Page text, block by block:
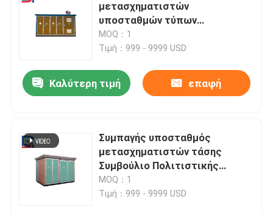
μετασχηματιστών
υποσταθμών τύπων
παραθύρων για τη μετάδοση
δύναμης
MOQ：1
Τιμή：999 - 9999 USD
Καλύτερη τιμή επαφή
Συμπαγής υποσταθμός
μετασχηματιστών τάσης
Συμβούλιο Πολιτιστικής
Συνεργασίας CE CQC της LV για
τη μεταφορά
MOQ：1
Τιμή：999 - 9999 USD